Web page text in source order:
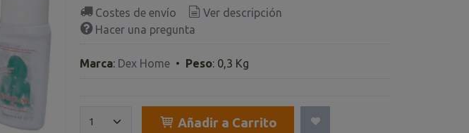
Costes de envío
Ver descripción
Hacer una pregunta
Marca: Dex Home • Peso: 0,3 Kg
Añadir a Carrito